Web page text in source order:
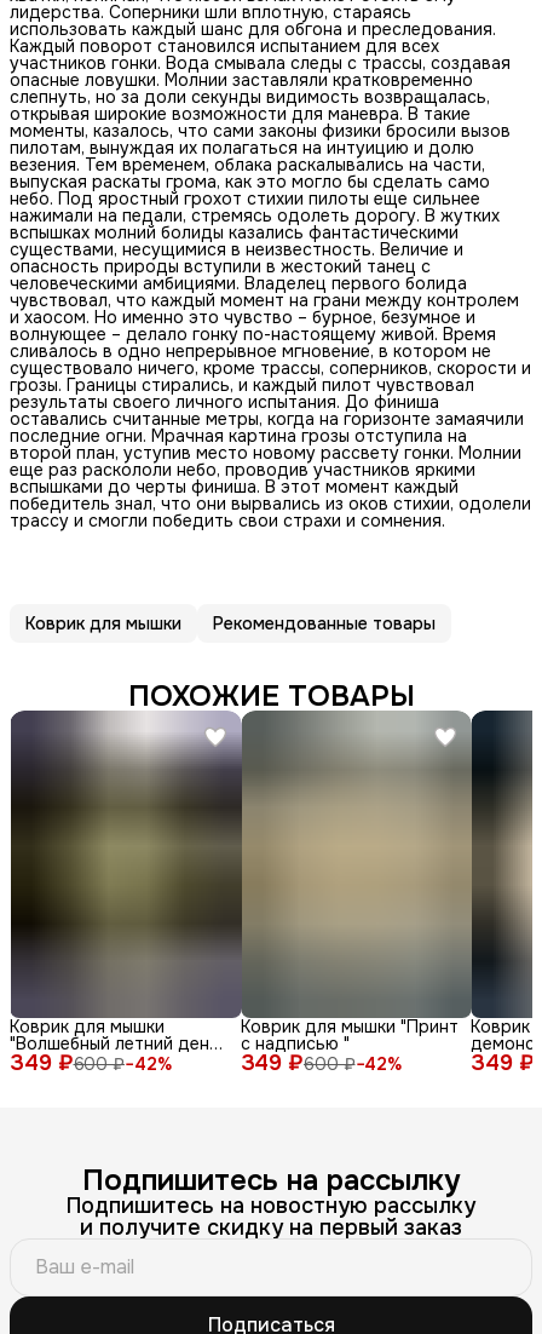
лидерства. Соперники шли вплотную, стараясь
использовать каждый шанс для обгона и преследования.
Каждый поворот становился испытанием для всех
участников гонки. Вода смывала следы с трассы, создавая
опасные ловушки. Молнии заставляли кратковременно
слепнуть, но за доли секунды видимость возвращалась,
открывая широкие возможности для маневра. В такие
моменты, казалось, что сами законы физики бросили вызов
пилотам, вынуждая их полагаться на интуицию и долю
везения. Тем временем, облака раскалывались на части,
выпуская раскаты грома, как это могло бы сделать само
небо. Под яростный грохот стихии пилоты еще сильнее
нажимали на педали, стремясь одолеть дорогу. В жутких
вспышках молний болиды казались фантастическими
существами, несущимися в неизвестность. Величие и
опасность природы вступили в жестокий танец с
человеческими амбициями. Владелец первого болида
чувствовал, что каждый момент на грани между контролем
и хаосом. Но именно это чувство – бурное, безумное и
волнующее – делало гонку по-настоящему живой. Время
сливалось в одно непрерывное мгновение, в котором не
существовало ничего, кроме трассы, соперников, скорости и
грозы. Границы стирались, и каждый пилот чувствовал
результаты своего личного испытания. До финиша
оставались считанные метры, когда на горизонте замаячили
последние огни. Мрачная картина грозы отступила на
второй план, уступив место новому рассвету гонки. Молнии
еще раз раскололи небо, проводив участников яркими
вспышками до черты финиша. В этот момент каждый
победитель знал, что они вырвались из оков стихии, одолели
трассу и смогли победить свои страхи и сомнения.
Коврик для мышки Рекомендованные товары
ПОХОЖИЕ ТОВАРЫ
349 ₽600 ₽−42%
Коврик для мышки
"Волшебный летний день
с енотом среди ромашек
и бабочек"
349 ₽600 ₽−42%
Коврик для мышки "Принт
с надписью "
349 ₽
Коврик
лица и
Подпишитесь на рассылку
Подпишитесь на новостную рассылку
и получите скидку на первый заказ
Подписаться